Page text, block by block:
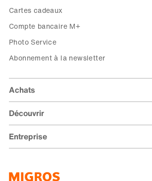
Cartes cadeaux
Compte bancaire M+
Photo Service
Abonnement à la newsletter
Achats
Livraison et frais de livraison
Abonnement de livraison
Moyens de paiement
Découvrir
Migusto
iMpuls
Entreprise
Développement durable